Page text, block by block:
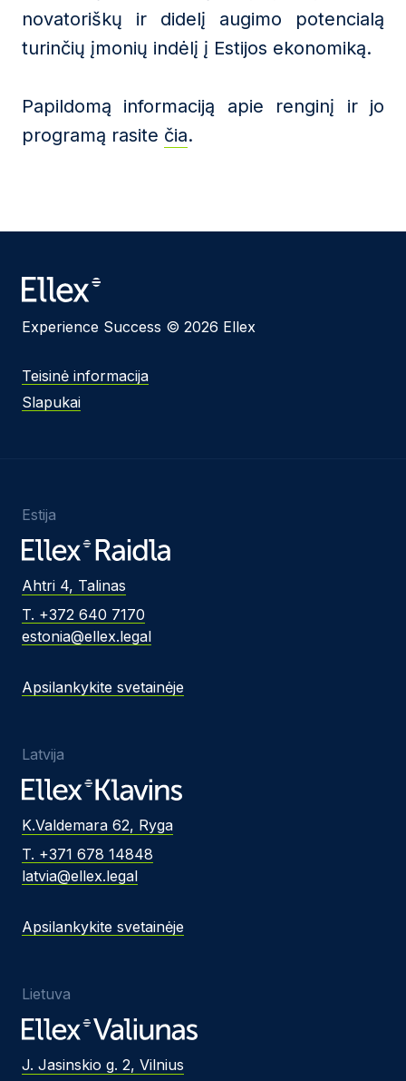
novatoriškų ir didelį augimo potencialą
turinčių įmonių indėlį į Estijos ekonomiką.
Papildomą informaciją apie renginį ir jo
programą rasite čia.
Experience Success © 2026 Ellex
Teisinė informacija
Slapukai
Estija
Ahtri 4, Talinas
T. +372 640 7170
estonia@ellex.legal
Apsilankykite svetainėje
Latvija
K.Valdemara 62, Ryga
T. +371 678 14848
latvia@ellex.legal
Apsilankykite svetainėje
Lietuva
J. Jasinskio g. 2, Vilnius